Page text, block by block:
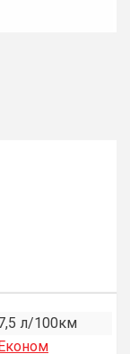
л/100км